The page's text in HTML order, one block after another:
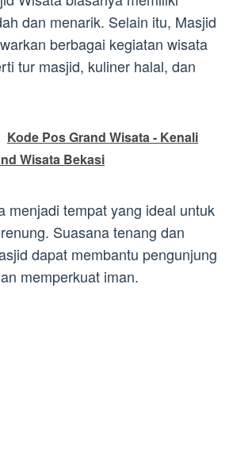
dan menarik. Selain itu, Masjid
berbagai kegiatan wisata
tur masjid, kuliner halal, dan
Kode Pos Grand Wisata - Kenali
Wisata Bekasi
menjadi tempat yang ideal untuk
Suasana tenang dan
dapat membantu pengunjung
memperkuat iman.